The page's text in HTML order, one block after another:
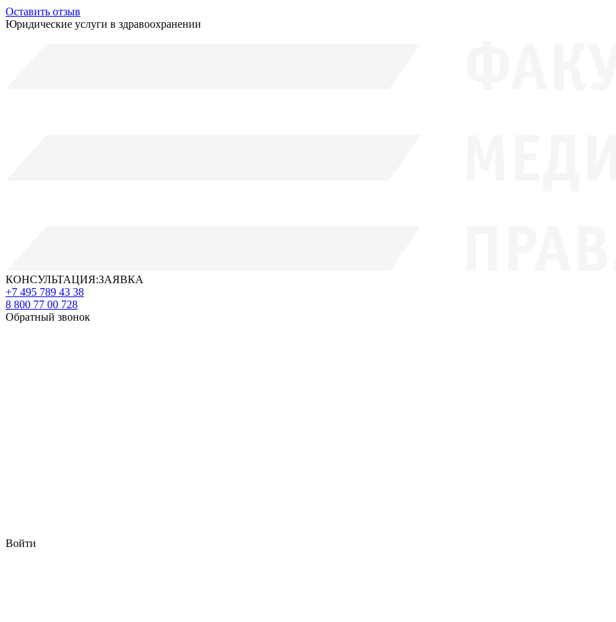
Оставить отзыв
Юридические услуги в здравоохранении
КОНСУЛЬТАЦИЯ:ЗАЯВКА
+7 495 789 43 38
8 800 77 00 728
Обратный звонок
Войти